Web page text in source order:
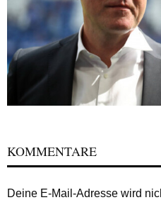
KOMMENTARE
Deine E-Mail-Adresse wird